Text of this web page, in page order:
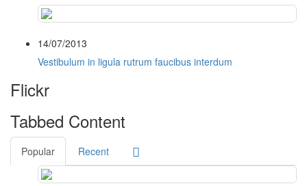
14/07/2013
Vestibulum in ligula rutrum faucibus interdum
Flickr
Tabbed Content
Popular Recent